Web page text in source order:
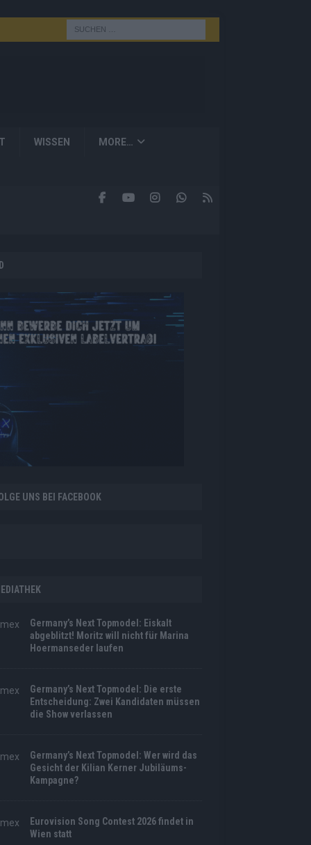
WISSEN MORE…
UNS BEI FACEBOOK
Germany’s Next Topmodel: Eiskalt
abgeblitzt! Moritz will nicht für Marina
Hoermanseder laufen
Germany’s Next Topmodel: Die erste
Entscheidung: Zwei Kandidaten müssen
die Show verlassen
Germany’s Next Topmodel: Wer wird das
Gesicht der Kilian Kerner Jubiläums-
Kampagne?
Eurovision Song Contest 2026 findet in
Wien statt